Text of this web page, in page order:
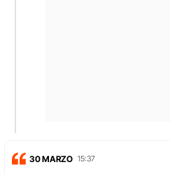
30 MARZO 15:37